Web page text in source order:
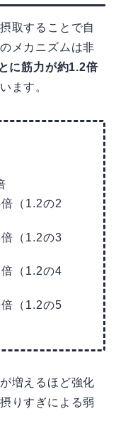
取することで自
メカニズムは非
に筋力が約1.2倍
ます。
（1.2の2
（1.2の3
（1.2の4
（1.2の5
増えるほど強化
りすぎによる弱